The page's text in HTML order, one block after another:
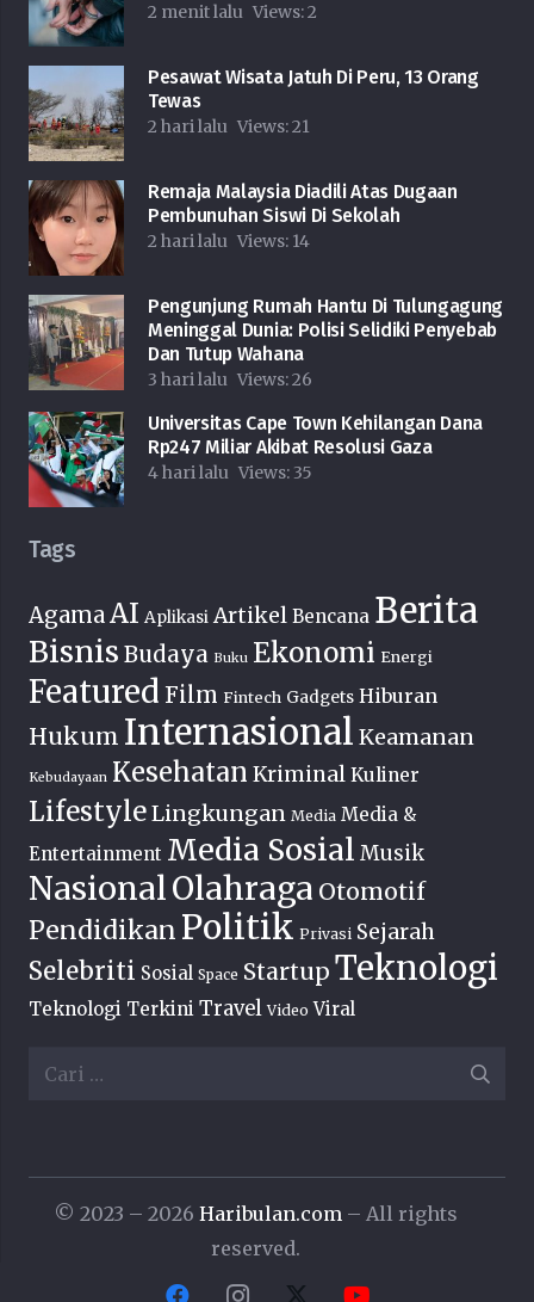
2 menit lalu Views:2
Pesawat Wisata Jatuh Di Peru, 13 Orang
Tewas
2 hari lalu Views:21
Remaja Malaysia Diadili Atas Dugaan
Pembunuhan Siswi Di Sekolah
2 hari lalu Views: 14
Pengunjung Rumah Hantu Di Tulungagung
Meninggal Dunia: Polisi Selidiki Penyebab
Dan Tutup Wahana
3 hari lalu Views:26
Universitas Cape Town Kehilangan Dana
Rp247 Miliar Akibat Resolusi Gaza
4 hari lalu Views: 35
Tags
AgamaAI Aplikasi Artikel Bencana Berita
Bisnis Budaya Buku Ekonomi Energi
Featured Film Fintech Gadgets Hiburan
Hukum Internasional Keamanan
Kebudayaan Kesehatan Kriminal Kuliner
LifestyleLingkungan Media Media &
Entertainment Media Sosial Musik
NasionalOlahraga Otomotif
Pendidikan Politik Privasi Sejarah
Selebriti Sosial Space Startup Teknologi
Teknologi Terkini Travel Video Viral
Cari
© 2023 – 2026 Haribulan.com – All rights
reserved.